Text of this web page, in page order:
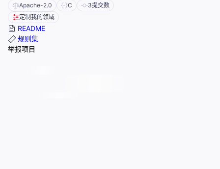
Apache-2.0 C 3提交数
定制我的领域
README
规则集
举报项目